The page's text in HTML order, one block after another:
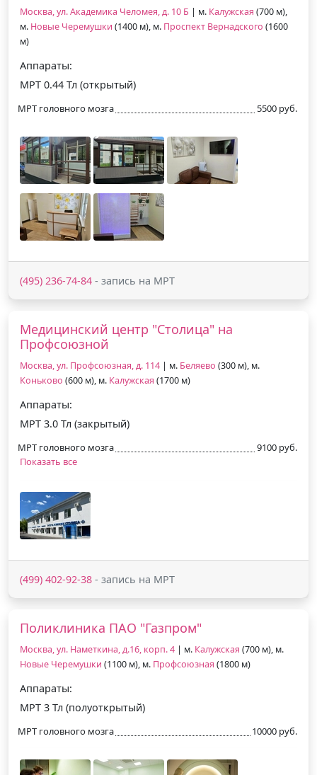
Москва, ул. Академика Челомея, д. 10 Б | м. Калужская (700 м),
м. Новые Черемушки (1400 м), м. Проспект Вернадского (1600
м)
Аппараты:
МРТ 0.44 Тл (открытый)
МРТ головного мозга 5500 руб.
(495) 236-74-84 - запись на МРТ
Медицинский центр "Столица" на
Профсоюзной
Москва, ул. Профсоюзная, д. 114 | м. Беляево (300 м), м.
Коньково (600 м), м. Калужская (1700 м)
Аппараты:
МРТ 3.0 Тл (закрытый)
МРТ головного мозга
9100 руб.
Показать все
(499) 402-92-38 - запись на МРТ
Поликлиника ПАО "Газпром"
Москва, ул. Наметкина, д.16, корп. 4 | м. Калужская (700 м), м.
Новые Черемушки (1100 м), м. Профсоюзная (1800 м)
Аппараты:
МРТ 3 Тл (полуоткрытый)
МРТ головного мозга 10000 руб.